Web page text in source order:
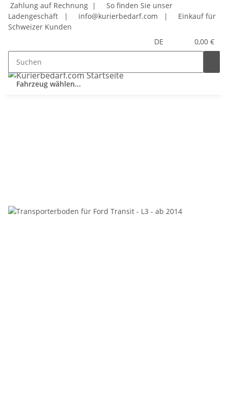
Zahlung auf Rechnung |
So finden Sie unser
Ladengeschäft
| info@kurierbedarf.com |
Einkauf für
Schweizer Kunden
DE
0,00 €
Fahrzeug wählen...